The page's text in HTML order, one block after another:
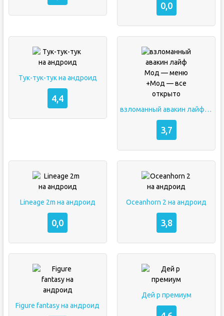
0,0
Тук-тук-тук на андроид
4,4
взломанный авакин лайф Мод — меню +Мод — все открыто
3,7
Lineage 2m на андроид
0,0
Oceanhorn 2 на андроид
3,8
Figure fantasy на андроид
Дей р премиум